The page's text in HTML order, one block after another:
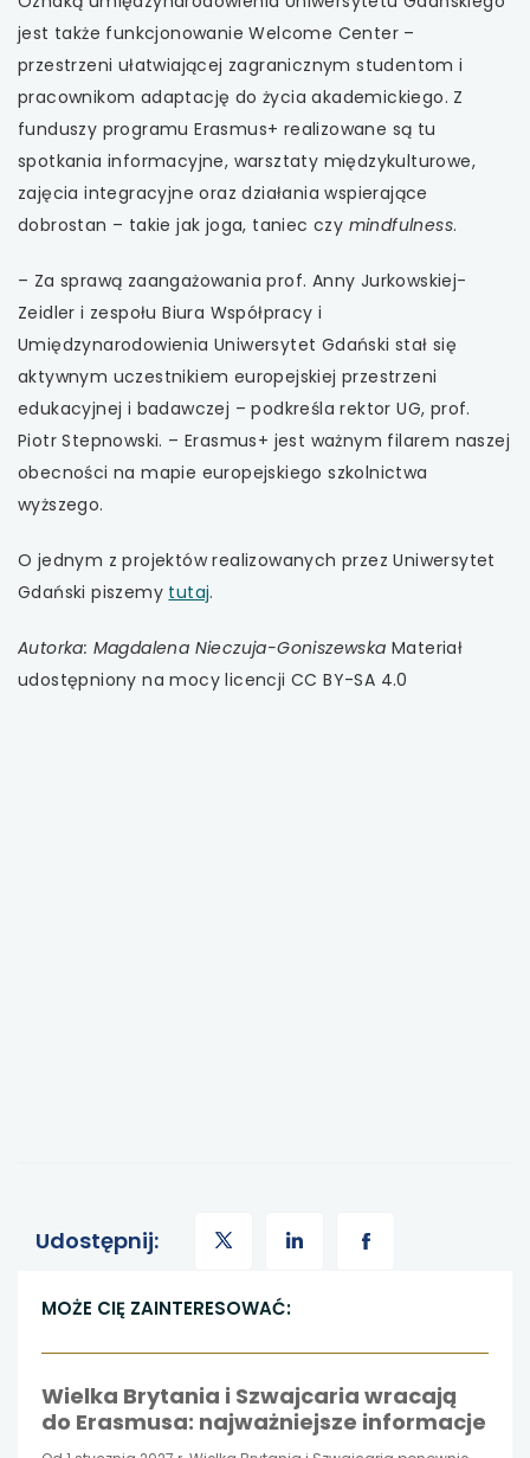
jest także funkcjonowanie Welcome Center –
przestrzeni ułatwiającej zagranicznym studentom i
pracownikom adaptację do życia akademickiego. Z
funduszy programu Erasmus+ realizowane są tu
spotkania informacyjne, warsztaty międzykulturowe,
zajęcia integracyjne oraz działania wspierające
dobrostan – takie jak joga, taniec czy mindfulness.
– Za sprawą zaangażowania prof. Anny Jurkowskiej-
Zeidler i zespołu Biura Współpracy i
Umiędzynarodowienia Uniwersytet Gdański stał się
aktywnym uczestnikiem europejskiej przestrzeni
edukacyjnej i badawczej – podkreśla rektor UG, prof.
Piotr Stepnowski. – Erasmus+ jest ważnym filarem naszej
obecności na mapie europejskiego szkolnictwa
wyższego.
O jednym z projektów realizowanych przez Uniwersytet
Gdański piszemy tutaj.
Autorka: Magdalena Nieczuja-Goniszewska Materiał
udostępniony na mocy licencji CC BY-SA 4.0
Udostępnij: uwaga,
się
w
uwaga,
się
w
uwaga,
się
w
MOŻE CIĘ ZAINTERESOWAĆ:
Wielka Brytania i Szwajcaria wracają
do Erasmusa: najważniejsze informacje